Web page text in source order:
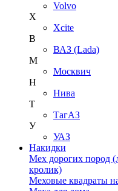
Volvo
X
Xcite
В
ВАЗ (Lada)
М
Москвич
Н
Нива
Т
ТагАЗ
У
УАЗ
Накидки
Мех дорогих пород
кролик)
Меховые квадраты